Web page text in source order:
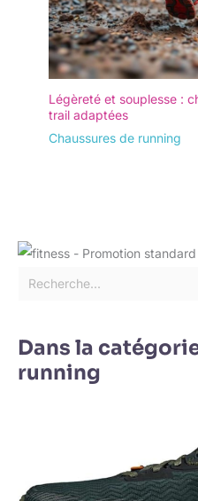
Légèreté et souplesse :
trail adaptées
Chaussures de running
Dans la
running